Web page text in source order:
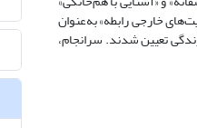
خارجی رابطه» به‌عنوان
تعیین شدند. سرانجام،